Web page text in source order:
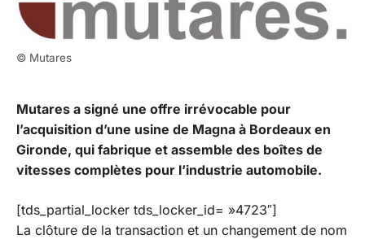
© Mutares
Mutares a signé une offre irrévocable pour
l’acquisition d’une usine de Magna à Bordeaux en
Gironde, qui fabrique et assemble des boîtes de
vitesses complètes pour l’industrie automobile.
[tds_partial_locker tds_locker_id= »4723″]
La clôture de la transaction et un changement de nom